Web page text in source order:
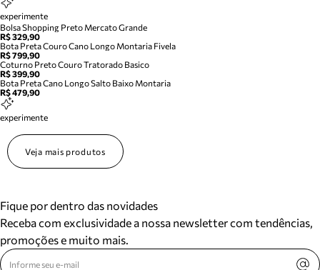
experimente
Bolsa Shopping Preto Mercato Grande
R$ 329,90
Bota Preta Couro Cano Longo Montaria Fivela
R$ 799,90
Coturno Preto Couro Tratorado Basico
R$ 399,90
Bota Preta Cano Longo Salto Baixo Montaria
R$ 479,90
experimente
Veja mais produtos
Fique por dentro das novidades
Receba com exclusividade a nossa newsletter com tendências,
promoções e muito mais.